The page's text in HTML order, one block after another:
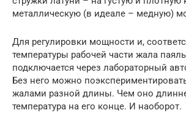
металлическую (в идеале – медную)
Для регулировки мощности и,
температуры рабочей части жала
подключается через лабораторный
Без него можно
жалами разной длины. Чем оно
температура на его конце. И наоборот.